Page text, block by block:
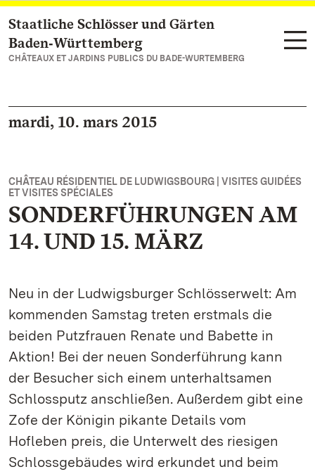
Vers la page d’accueil
Staatliche Schlösser und Gärten
Baden‑Württemberg
CHÂTEAUX ET JARDINS PUBLICS DU BADE-WURTEMBERG
mardi, 10. mars 2015
CHÂTEAU RÉSIDENTIEL DE LUDWIGSBOURG | VISITES GUIDÉES
ET VISITES SPÉCIALES
SONDERFÜHRUNGEN AM
14. UND 15. MÄRZ
Neu in der Ludwigsburger Schlösserwelt: Am
kommenden Samstag treten erstmals die
beiden Putzfrauen Renate und Babette in
Aktion! Bei der neuen Sonderführung kann
der Besucher sich einem unterhaltsamen
Schlossputz anschließen. Außerdem gibt eine
Zofe der Königin pikante Details vom
Hofleben preis, die Unterwelt des riesigen
Schlossgebäudes wird erkundet und beim